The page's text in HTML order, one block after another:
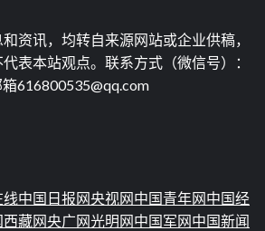
资讯，均转自来源网站或企业供稿，
表本站观点。联系方式（微信号）：
616800535@qq.com
线中国日报网央视网中国青年网中国经
西藏网央广网光明网中国军网中国新闻